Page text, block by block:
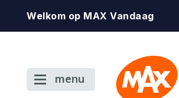
Welkom op MAX Vandaag
menu